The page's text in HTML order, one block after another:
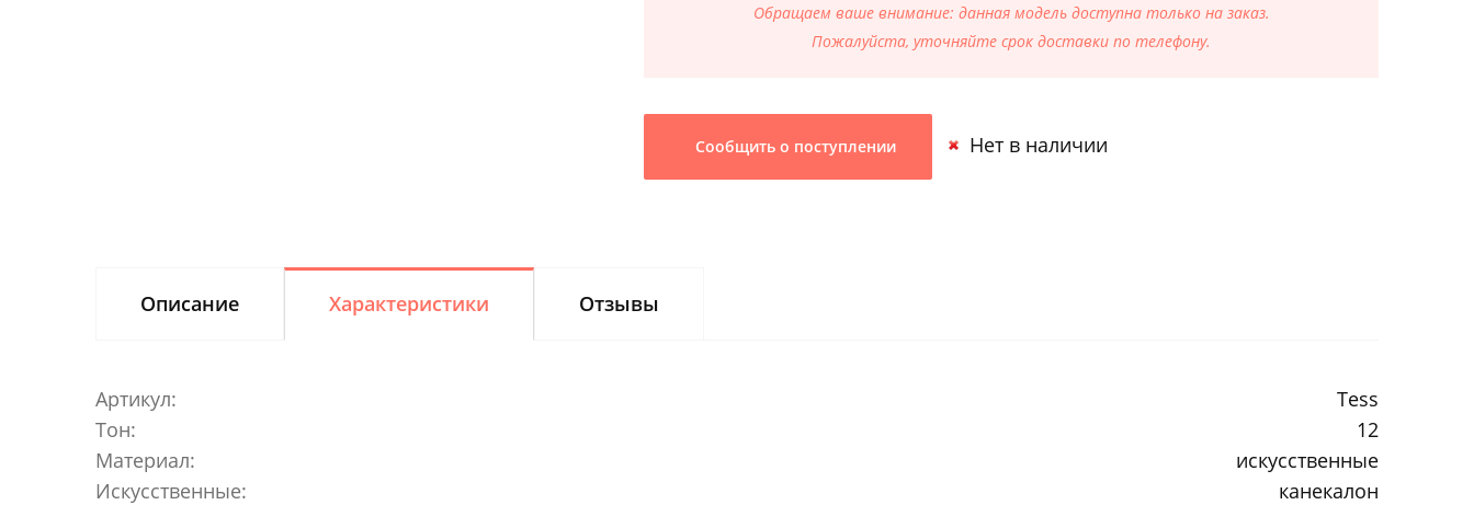
Обращаем ваше внимание: данная модель доступна только на заказ.
Пожалуйста, уточняйте срок доставки по телефону.
Сообщить о поступлении Нет в наличии
Описание Характеристики Отзывы
Артикул:
Tess
Тон:
12
Материал:
искусственные
Искусственные:
канекалон